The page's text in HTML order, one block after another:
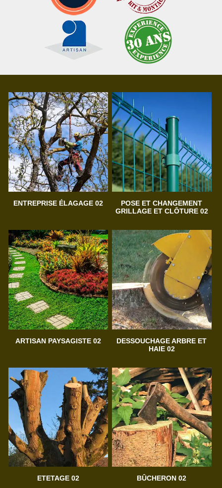
ENTREPRISE ÉLAGAGE 02
POSE ET CHANGEMENT
GRILLAGE ET CLÔTURE 02
ARTISAN PAYSAGISTE 02
DESSOUCHAGE ARBRE ET
HAIE 02
ETETAGE 02 BÛCHERON 02